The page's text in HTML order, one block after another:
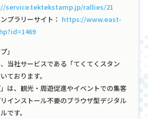
service.tektekstamp.jp/rallies/21
プラリーサイト： https://www.east-
」
当社サービスである「てくてくスタン
ております。
」は、観光・周遊促進やイベントでの集客
インストール不要のブラウザ型デジタル
です。